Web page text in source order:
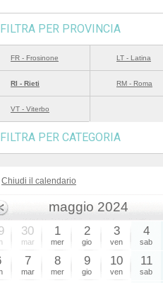
FILTRA PER PROVINCIA
FR - Frosinone LT - Latina
RI - Rieti RM - Roma
VT - Viterbo
FILTRA PER CATEGORIA
Chiudi il calendario
maggio 2024
30
mar
1
mer
2
gio
3
ven
4
sab
7
mar
8
mer
9
gio
10
ven
11
sab